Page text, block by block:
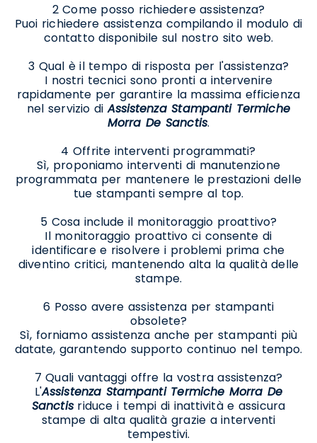
2 Come posso richiedere assistenza?
Puoi richiedere assistenza compilando il modulo di
contatto disponibile sul nostro sito web.
3 Qual è il tempo di risposta per l'assistenza?
I nostri tecnici sono pronti a intervenire
rapidamente per garantire la massima efficienza
nel servizio diAssistenza Stampanti Termiche
Morra De Sanctis.
4 Offrite interventi programmati?
Sì, proponiamo interventi di manutenzione
programmata per mantenere le prestazioni delle
tue stampanti sempre al top.
5 Cosa include il monitoraggio proattivo?
Il monitoraggio proattivo ci consente di
identificare e risolvere i problemi prima che
diventino critici, mantenendo alta la qualità delle
stampe.
6 Posso avere assistenza per stampanti
obsolete?
Sì, forniamo assistenza anche per stampanti più
datate, garantendo supporto continuo nel tempo.
7 Quali vantaggi offre la vostra assistenza?
L'Assistenza Stampanti Termiche Morra De
Sanctisriduce i tempi di inattività e assicura
stampe di alta qualità grazie a interventi
tempestivi.